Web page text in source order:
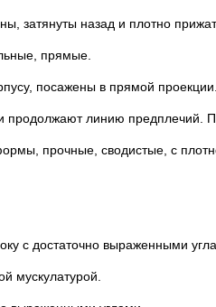
затянуты назад и плотно
прямые.
посажены в прямой
продолжают линию предплечий.
прочные, сводистые, с
с достаточно выраженными
мускулатурой.